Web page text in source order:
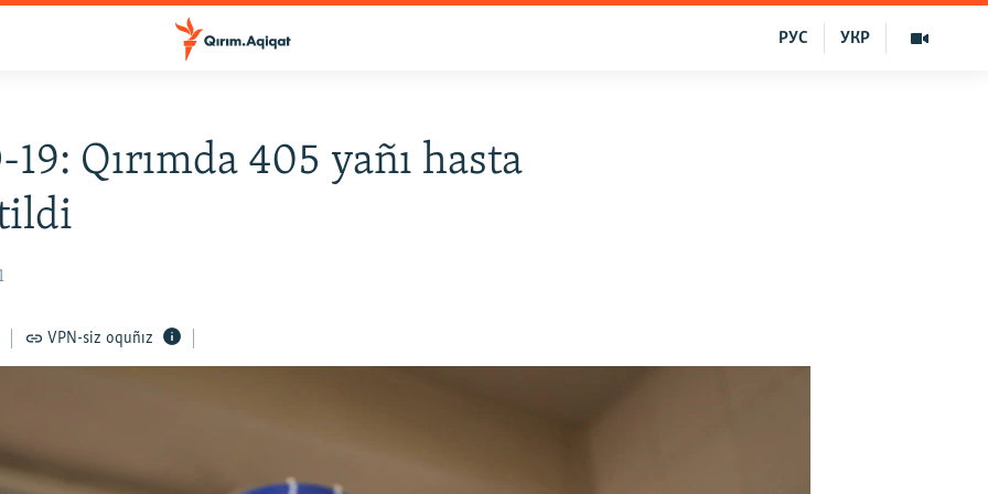
УКР
РУС
19: Qırımda 405 yañı hasta
VPN-siz oquñız